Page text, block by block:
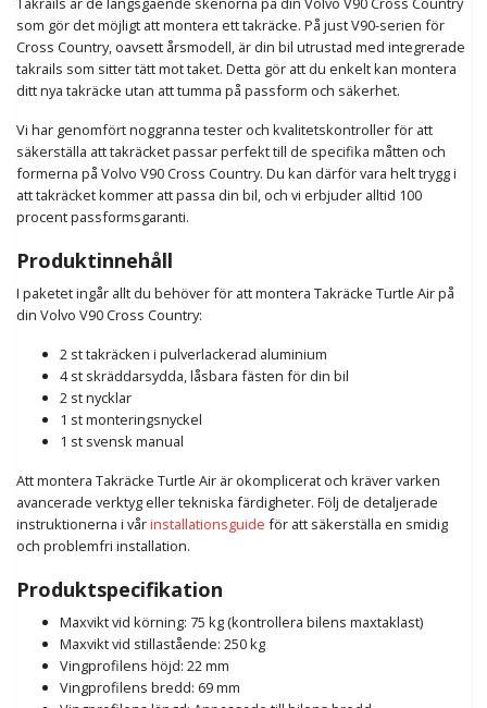
som gör det möjligt att montera ett takräcke. På just V90-serien för
Cross Country, oavsett årsmodell, är din bil utrustad med integrerade
takrails som sitter tätt mot taket. Detta gör att du enkelt kan montera
ditt nya takräcke utan att tumma på passform och säkerhet.
Vi har genomfört noggranna tester och kvalitetskontroller för att
säkerställa att takräcket passar perfekt till de specifika måtten och
formerna på Volvo V90 Cross Country. Du kan därför vara helt trygg i
att takräcket kommer att passa din bil, och vi erbjuder alltid 100
procentpassformsgaranti.
Produktinnehåll
I paketet ingår allt du behöver för att montera Takräcke Turtle Air på
din Volvo V90 Cross Country:
2 st takräcken i pulverlackerad aluminium
4 st skräddarsydda, låsbara fästen för din bil
2 st nycklar
1 st monteringsnyckel
1 st svensk manual
Att montera Takräcke Turtle Air är okomplicerat och kräver varken
avancerade verktyg eller tekniska färdigheter. Följ de detaljerade
instruktionerna i vårinstallationsguide för att säkerställa en smidig
och problemfri installation.
Produktspecifikation
Maxvikt vid körning: 75 kg (kontrollera bilens maxtaklast)
Maxvikt vid stillastående: 250 kg
Vingprofilens höjd: 22 mm
Vingprofilens bredd: 69 mm